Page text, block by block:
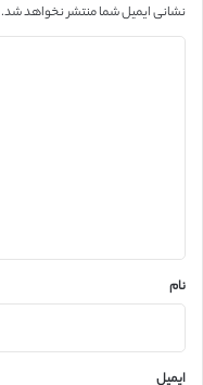
نشانی ایمیل شما منتشر نخواهد شد.
نام
ایمیل